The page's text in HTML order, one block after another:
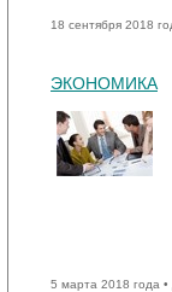
18 сентября 2018
ЭКОНОМИКА
5 марта 2018 года •